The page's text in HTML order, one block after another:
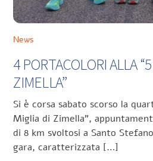
News
4 PORTACOLORI ALLA
ZIMELLA”
Si è corsa sabato scorso la
Miglia di Zimella”,
di 8 km svoltosi a Santo
gara, caratterizzata […]